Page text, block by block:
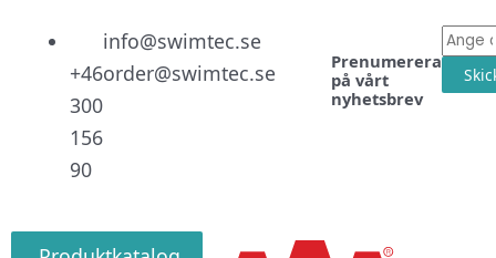
+46
300
156
90
info@swimtec.se
order@swimtec.se
Prenumerera
på vårt
nyhetsbrev
E-
post